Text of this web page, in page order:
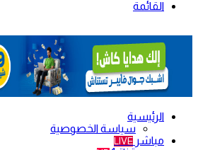
القائمة
الرئيسية
سياسة الخصوصية
مباشر LIVE